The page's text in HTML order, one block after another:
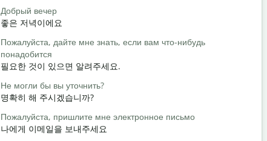
Добрый вечер
좋은 저녁이에요
Пожалуйста, дайте мне знать, если вам что-нибудь
понадобится
필요한 것이 있으면 알려주세요.
Не могли бы вы уточнить?
명확히 해 주시겠습니까?
Пожалуйста, пришлите мне электронное письмо
나에게 이메일을 보내주세요